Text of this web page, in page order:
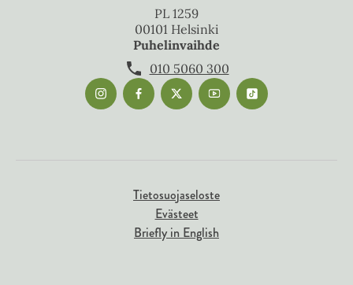
PL 1259
00101 Helsinki
Puhelinvaihde
010 5060 300
Tietosuojaseloste
Evästeet
Briefly in English